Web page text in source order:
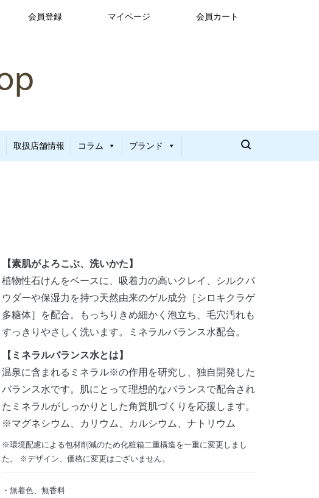
会員登録 マイページ 会員カート
取扱店舗情報 コラム ブランド
【素肌がよろこぶ、洗いかた】
植物性石けんをベースに、吸着力の高いクレイ、シルクパ
ウダーや保湿力を持つ天然由来のゲル成分［シロキクラゲ
多糖体］を配合。もっちりきめ細かく泡立ち、毛穴汚れも
すっきりやさしく洗います。ミネラルバランス水配合。
【ミネラルバランス水とは】
温泉に含まれるミネラル※の作用を研究し、独自開発した
バランス水です。肌にとって理想的なバランスで配合され
たミネラルがしっかりとした角質肌づくりを応援します。
※マグネシウム、カリウム、カルシウム、ナトリウム
※環境配慮による包材削減のため化粧箱二重構造を一重に変更しまし
た。 ※デザイン、価格に変更はございません。
・無着色、無香料